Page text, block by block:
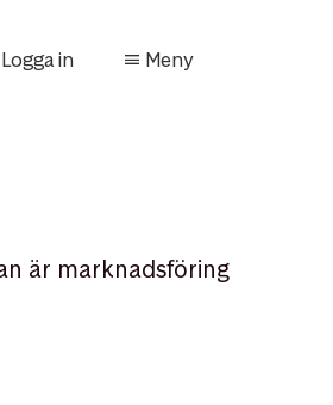
Logga in Meny
är marknadsföring